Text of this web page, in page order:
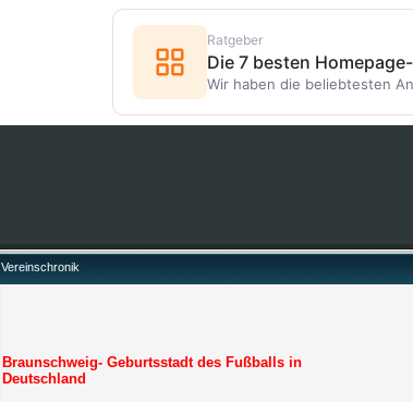
Vereinschronik
Braunschweig- Geburtsstadt des Fußballs in
Deutschland
Ratgeber
Die 7 besten
Wir haben die beliebtesten